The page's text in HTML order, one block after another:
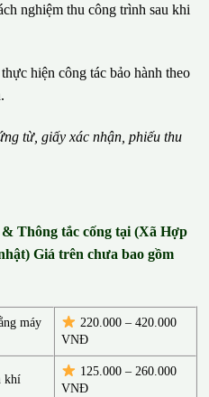
nghiệm thu công trình sau khi
hiện công tác bảo hành theo
từ, giấy xác nhận, phiếu thu
Thông tắc cống tại (Xã Hợp
Giá trên chưa bao gồm
máy
220.000 – 420.000
VNĐ
khí
125.000 – 260.000
VNĐ